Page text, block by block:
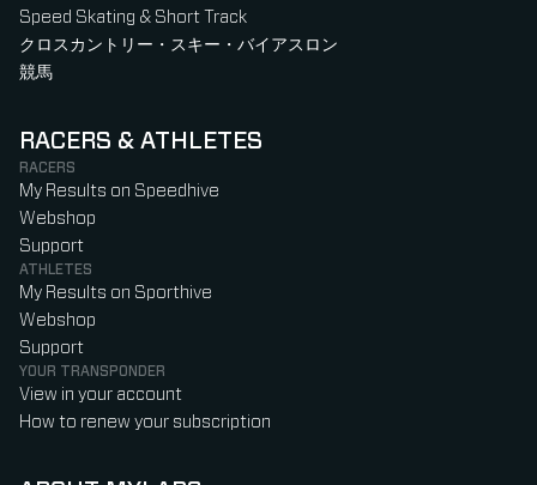
Speed Skating & Short Track
クロスカントリー・スキー・バイアスロン
競馬
RACERS & ATHLETES
RACERS
My Results on Speedhive
Webshop
Support
ATHLETES
My Results on Sporthive
Webshop
Support
YOUR TRANSPONDER
View in your account
How to renew your subscription